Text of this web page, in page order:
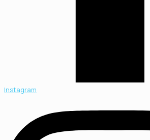
Instagram